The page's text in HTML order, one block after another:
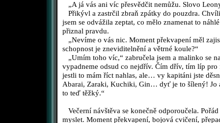
„A já vás ani víc přesvědčit nemůžu. Slovo
Přikývl a zastrčil zbraň zpátky do pouzdra.
jsem se odvážila zeptat, co mělo znamenat to
přiznal pravdu.
„Nevíme o vás nic. Moment překvapení měl
schopnost je zneviditelnění a větrné koule?“
„Umím toho víc,“ zabručela jsem a malinko se
vypadneme odsud co nejdřív. Čím dřív, tím líp pro
jestli to mám říct nahlas, ale… vy kapitáni jste
Abarai, Zaraki, Kuchiki, Gin… dyť je to šílený! Jo
to teď těžký.“
Večerní návštěva se konečně odporoučela.
myslet. Moment překvapení, bojová cvičení,